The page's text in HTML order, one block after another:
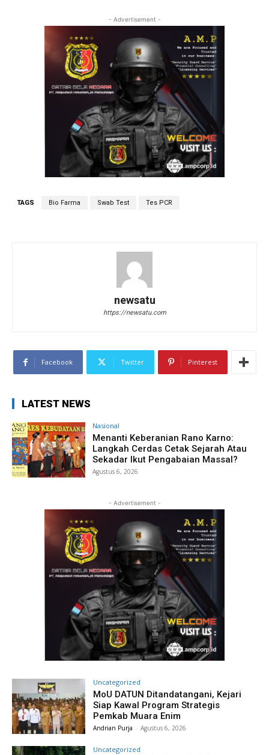
- Advertisement -
TAGS Bio Farma Swab Test Tes PCR
newsatu
https://newsatu.com
Facebook Twitter Pinterest
LATEST NEWS
Nasional
Menanti Keberanian Rano Karno:
Langkah Cerdas Cetak Sejarah Atau
Sekadar Ikut Pengabaian Massal?
Agustus 6, 2026
- Advertisement -
Uncategorized
MoU DATUN Ditandatangani, Kejari
Siap Kawal Program Strategis
Pemkab Muara Enim
Andrian Purja - Agustus 6, 2026
Uncategorized